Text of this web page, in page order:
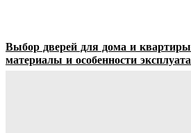
Выбор дверей для дома и
материалы и особенности